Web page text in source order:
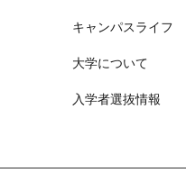
キャンパスライフ
大学について
入学者選抜情報